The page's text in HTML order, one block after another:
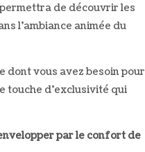
de découvrir les
l’ambiance animée du
dont vous avez besoin pour
touche d’exclusivité qui
par le confort de